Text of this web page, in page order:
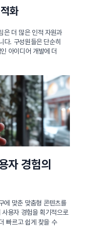
화
은 더 많은 인적 자원과
다. 구성원들은 단순히
아이디어 개발에 더
자 경험의
에 맞춘 맞춤형 콘텐츠를
사용자 경험을 획기적으로
빠르고 쉽게 찾을 수